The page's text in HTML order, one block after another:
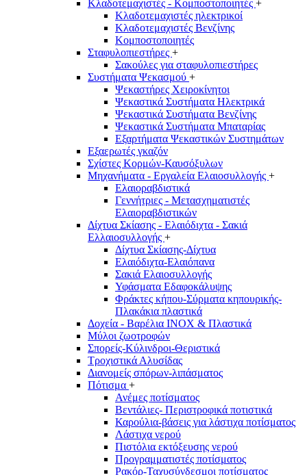
Κλαδοτεμαχιστές - Κομποστοποιητές +
Κλαδοτεμαχιστές ηλεκτρικοί
Κλαδοτεμαχιστές Βενζίνης
Κομποστοποιητές
Σταφυλοπιεστήρες +
Σακούλες για σταφυλοπιεστήρες
Συστήματα Ψεκασμού +
Ψεκαστήρες Χειροκίνητοι
Ψεκαστικά Συστήματα Ηλεκτρικά
Ψεκαστικά Συστήματα Βενζίνης
Ψεκαστικά Συστήματα Μπαταρίας
Εξαρτήματα Ψεκαστικών Συστημάτων
Εξαερωτές γκαζόν
Σχίστες Κορμών-Καυσόξυλων
Μηχανήματα - Εργαλεία Ελαιοσυλλογής +
Ελαιοραβδιστικά
Γεννήτριες - Μετασχηματιστές
Ελαιοραβδιστικών
Δίχτυα Σκίασης - Ελαιόδιχτα - Σακιά
Ελλαιοσυλλογής +
Δίχτυα Σκίασης-Δίχτυα
Ελαιόδιχτα-Ελαιόπανα
Σακιά Ελαιοσυλλογής
Υφάσματα Εδαφοκάλυψης
Φράκτες κήπου-Σύρματα κηπουρικής-
Πλακάκια πλαστικά
Δοχεία - Βαρέλια INOX & Πλαστικά
Μύλοι ζωοτροφών
Σπορείς-Κύλινδροι-Θεριστικά
Τροχιστικά Αλυσίδας
Διανομείς σπόρων-λιπάσματος
Πότισμα +
Ανέμες ποτίσματος
Βεντάλιες- Περιστροφικά ποτιστικά
Καρούλια-βάσεις για λάστιχα ποτίσματος
Λάστιχα νερού
Πιστόλια εκτόξευσης νερού
Προγραμματιστές ποτίσματος
Ρακόρ-Ταχυσύνδεσμοι ποτίσματος